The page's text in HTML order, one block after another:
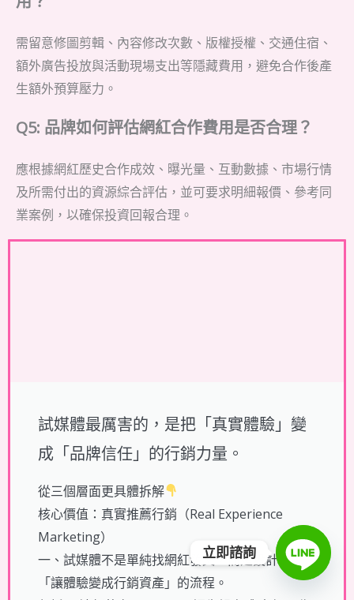
需留意修圖剪輯、內容修改次數、版權授權、交通住宿、
額外廣告投放與活動現場支出等隱藏費用，避免合作後產
生額外預算壓力。
Q5: 品牌如何評估網紅合作費用是否合理？
應根據網紅歷史合作成效、曝光量、互動數據、市場行情
及所需付出的資源綜合評估，並可要求明細報價、參考同
業案例，以確保投資回報合理。
試媒體最厲害的，是把「真實體驗」變
成「品牌信任」的行銷力量。
從三個層面更具體拆解
核心價值：真實推薦行銷（Real Experience
Marketing）
一、試媒體不是單純找網紅發文，而是設計一整套
「讓體驗變成行銷資產」的流程。
立即諮詢